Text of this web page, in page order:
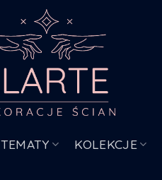
TEMATY KOLEKCJE